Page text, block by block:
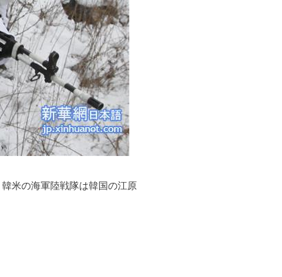
米の海軍陸戦隊は韓国の江原